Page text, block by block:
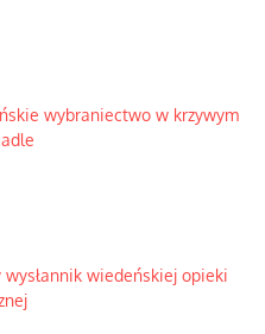
wybraniectwo w krzywym
wysłannik wiedeńskiej opieki